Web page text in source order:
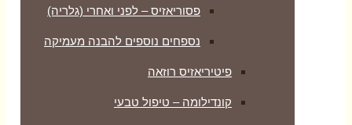
פסוריאזיס – לפני ואחרי (גלריה)
נספחים נוספים להבנה מעמיקה
פיטיריאזיס רוזאה
קונדילומה – טיפול טבעי